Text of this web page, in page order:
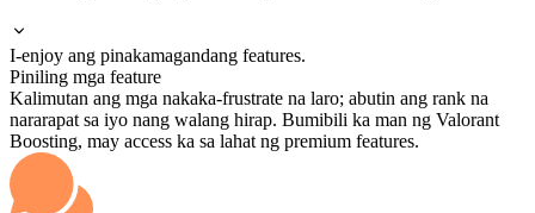
I-enjoy ang pinakamagandang features.
Piniling mga feature
Kalimutan ang mga nakaka-frustrate na laro; abutin ang rank na
nararapat sa iyo nang walang hirap. Bumibili ka man ng Valorant
Boosting, may access ka sa lahat ng premium features.